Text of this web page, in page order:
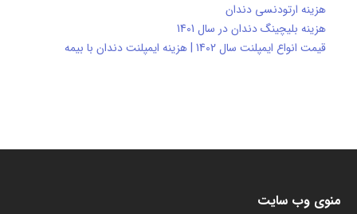
هزینه ارتودنسی دندان
هزینه بلیچینگ دندان در سال 1401
قیمت انواع ایمپلنت سال 1402 | هزینه ایمپلنت دندان با بیمه
منوی وب سایت